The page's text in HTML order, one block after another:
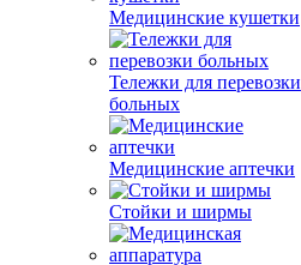
Медицинские кушетки
Тележки для перевозки
больных
Медицинские аптечки
Стойки и ширмы